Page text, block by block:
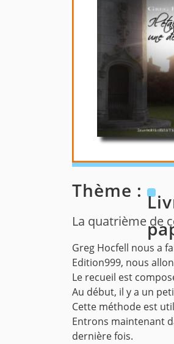
Thème :
La quatrième de
Greg Hocfell nous a
Edition999, nous
Le recueil est
Au début, il y a un
Cette méthode est
Entrons maintenant
dernière fois.